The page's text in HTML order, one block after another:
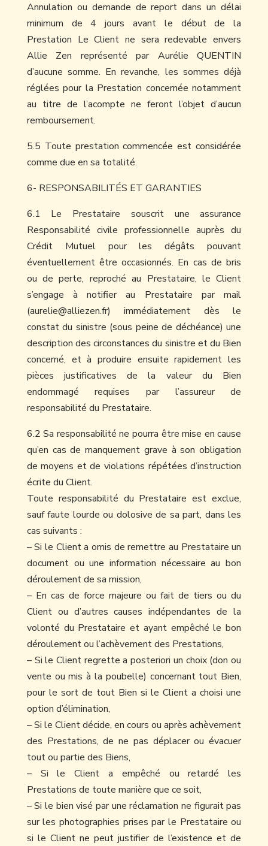
Annulation ou demande de report dans un délai
minimum de 4 jours avant le début de la
Prestation Le Client ne sera redevable envers
Allie Zen représenté par Aurélie QUENTIN
d’aucune somme. En revanche, les sommes déjà
réglées pour la Prestation concernée notamment
au titre de l’acompte ne feront l’objet d’aucun
remboursement.
5.5 Toute prestation commencée est considérée
comme due en sa totalité.
6- RESPONSABILITÉS ET GARANTIES
6.1 Le Prestataire souscrit une assurance
Responsabilité civile professionnelle auprès du
Crédit Mutuel pour les dégâts pouvant
éventuellement être occasionnés. En cas de bris
ou de perte, reproché au Prestataire, le Client
s’engage à notifier au Prestataire par mail
(aurelie@alliezen.fr) immédiatement dès le
constat du sinistre (sous peine de déchéance) une
description des circonstances du sinistre et du Bien
concerné, et à produire ensuite rapidement les
pièces justificatives de la valeur du Bien
endommagé requises par l’assureur de
responsabilité du Prestataire.
6.2 Sa responsabilité ne pourra être mise en cause
qu’en cas de manquement grave à son obligation
de moyens et de violations répétées d’instruction
écrite du Client.
Toute responsabilité du Prestataire est exclue,
sauf faute lourde ou dolosive de sa part, dans les
cas suivants :
– Si le Client a omis de remettre au Prestataire un
document ou une information nécessaire au bon
déroulement de sa mission,
– En cas de force majeure ou fait de tiers ou du
Client ou d’autres causes indépendantes de la
volonté du Prestataire et ayant empêché le bon
déroulement ou l’achèvement des Prestations,
– Si le Client regrette a posteriori un choix (don ou
vente ou mis à la poubelle) concernant tout Bien,
pour le sort de tout Bien si le Client a choisi une
option d’élimination,
– Si le Client décide, en cours ou après achèvement
des Prestations, de ne pas déplacer ou évacuer
tout ou partie des Biens,
– Si le Client a empêché ou retardé les
Prestations de toute manière que ce soit,
– Si le bien visé par une réclamation ne figurait pas
sur les photographies prises par le Prestataire ou
si le Client ne peut justifier de l’existence et de